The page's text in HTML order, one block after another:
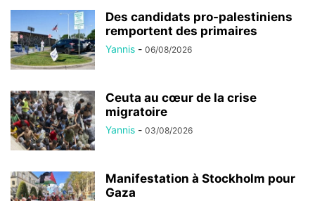
Des candidats pro-palestiniens
remportent des primaires
Yannis - 06/08/2026
Ceuta au cœur de la crise
migratoire
Yannis - 03/08/2026
Manifestation à Stockholm pour
Gaza